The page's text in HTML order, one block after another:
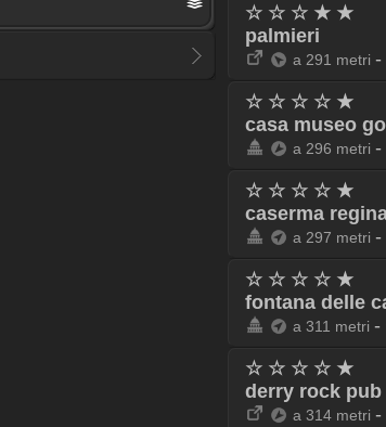
☆ ☆ ☆ ★ ★
palmieri
a 291 metri -
☆ ☆ ☆ ☆ ★
casa museo
a 296 metri -
☆ ☆ ☆ ☆ ★
caserma
a 297 metri -
☆ ☆ ☆ ☆ ★
fontana delle
a 311 metri -
☆ ☆ ☆ ☆ ★
derry rock pub
a 314 metri -